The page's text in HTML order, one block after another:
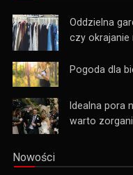
Oddzielna
czy okrajanie
Pogoda dla
Idealna pora
warto
Nowości